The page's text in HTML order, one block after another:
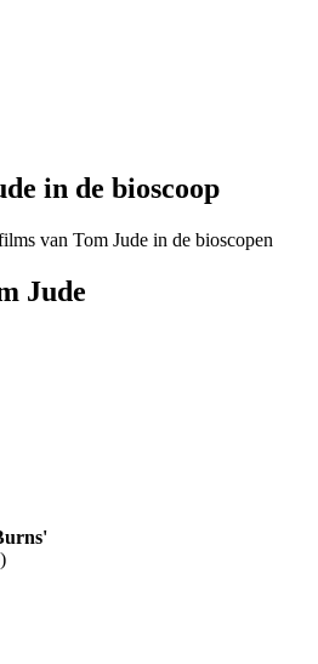
in de bioscoop
van Tom Jude in de bioscopen
Jude